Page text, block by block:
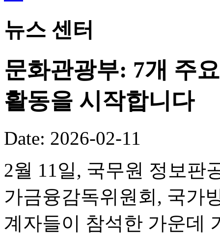
뉴스 센터
문화관광부: 7개 주
활동을 시작합니다
Date: 2026-02-11
2월 11일, 국무원 정보판
가금융감독위원회, 국가
계자들이 참석한 가운데